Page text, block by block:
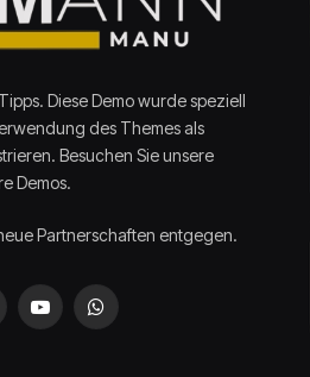
Diese Demo wurde speziell
des Themes als
Besuchen Sie unsere
Demos.
Partnerschaften entgegen.
YouTubeWhatsApp